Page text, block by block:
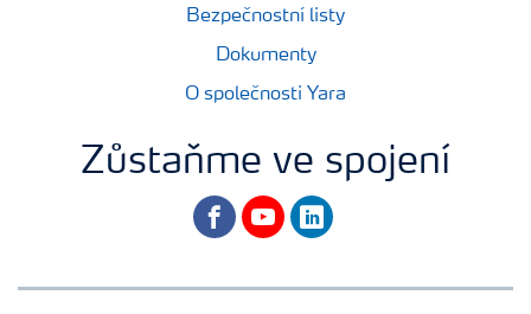
Bezpečnostní listy
Dokumenty
O společnosti Yara
Zůstaňme ve spojení
facebookyoutubelinkedin